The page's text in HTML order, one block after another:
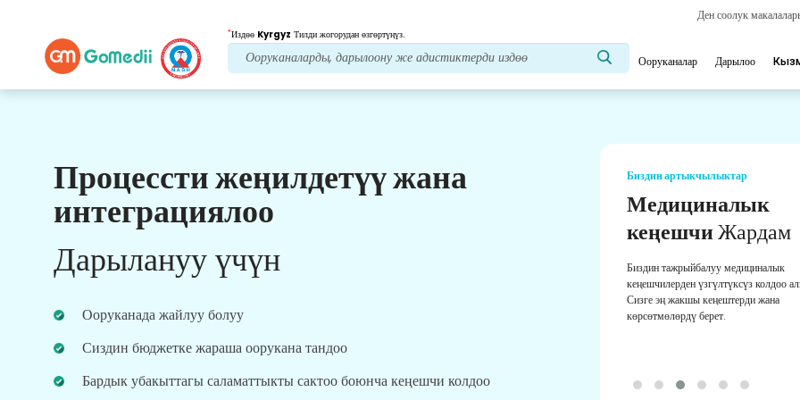
Ден соолук
*Издөө Kyrgyz Тилди жогорудан өзгөртүңүз.
Ооруканалар Дарылоо
Процессти жеңилдетүү жана
интеграциялоо
Дарылануу үчүн
Ооруканада жайлуу болуу
Сиздин бюджетке жараша оорукана тандоо
Бардык убакыттагы саламаттыкты сактоо боюнча кеңешчи колдоо
Биздин артыкчылыктар
Пост дарылоокам
көрүү
Ар дайым көйгөйлөрүңүздү чечүү үчүн биздин
дарылоо муктаждыктарыңыз боюнча
Биздин артыкчылыктар
Медициналык
кеңешчиЖардам
Биздин тажрыйбалуу медициналык
кеңешчилерден үзгүлтүксүз колдоо
Сизге эң жакшы кеңештерди жана
көрсөтмөлөрдү берет.